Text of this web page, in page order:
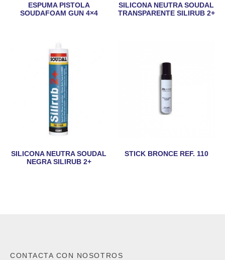
ESPUMA PISTOLA
SOUDAFOAM GUN 4×4
SILICONA NEUTRA SOUDAL
TRANSPARENTE SILIRUB 2+
SILICONA NEUTRA SOUDAL
NEGRA SILIRUB 2+
STICK BRONCE REF. 110
CONTACTA CON NOSOTROS